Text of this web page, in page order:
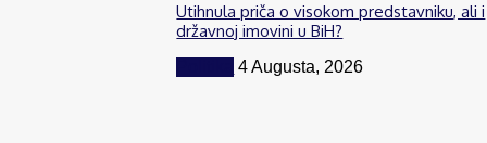
Utihnula priča o visokom predstavniku, ali i
državnoj imovini u BiH?
4 Augusta, 2026